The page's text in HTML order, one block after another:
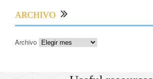
ARCHIVO
Archivo